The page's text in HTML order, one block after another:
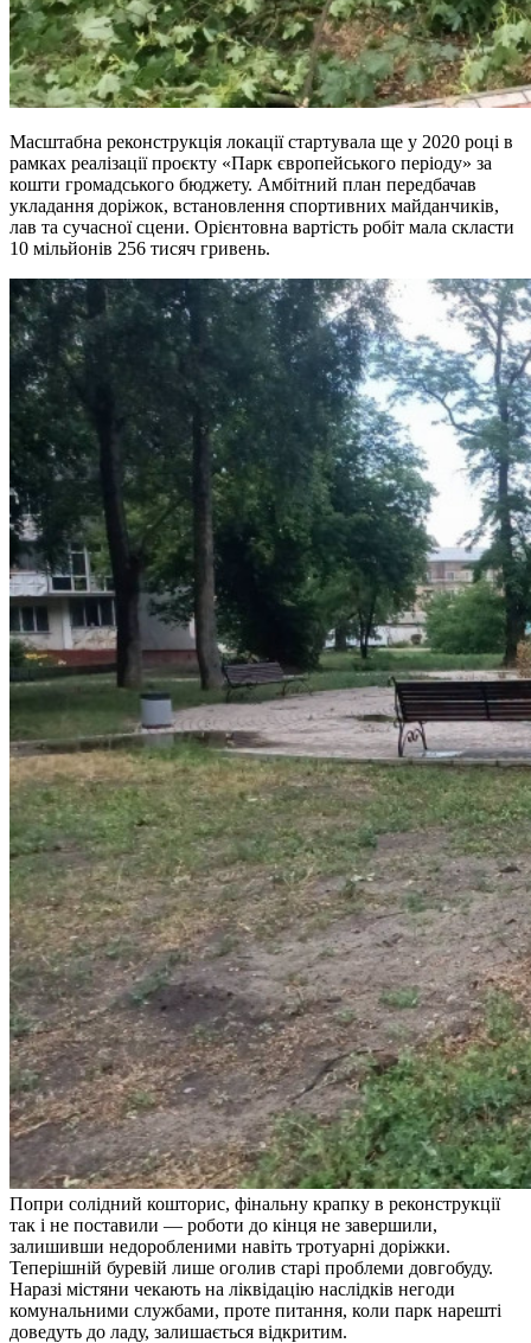
Масштабна реконструкція локації стартувала ще у 2020 році в
рамках реалізації проєкту «Парк європейського періоду» за
кошти громадського бюджету. Амбітний план передбачав
укладання доріжок, встановлення спортивних майданчиків,
лав та сучасної сцени. Орієнтовна вартість робіт мала скласти
10 мільйонів 256 тисяч гривень.
Попри солідний кошторис, фінальну крапку в реконструкції
так і не поставили — роботи до кінця не завершили,
залишивши недоробленими навіть тротуарні доріжки.
Теперішній буревій лише оголив старі проблеми довгобуду.
Наразі містяни чекають на ліквідацію наслідків негоди
комунальними службами, проте питання, коли парк нарешті
доведуть до ладу, залишається відкритим.